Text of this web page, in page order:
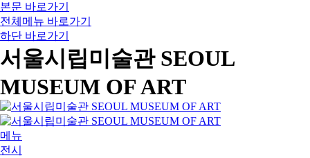
본문 바로가기
전체메뉴 바로가기
하단 바로가기
서울시립미술관 SEOUL
MUSEUM OF ART
메뉴
전시